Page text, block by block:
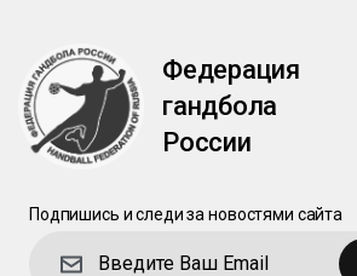
Федерация
гандбола
России
Подпишись и следи за новостями сайта